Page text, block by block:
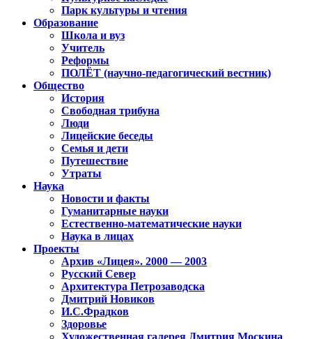
Парк культуры и чтения
Образование
Школа и вуз
Учитель
Реформы
ПОЛЁТ (научно-педагогический вестник)
Общество
История
Свободная трибуна
Люди
Лицейские беседы
Семья и дети
Путешествие
Утраты
Наука
Новости и факты
Гуманитарные науки
Естественно-математические науки
Наука в лицах
Проекты
Архив «Лицея». 2000 — 2003
Русский Север
Архитектура Петрозаводска
Дмитрий Новиков
И.С.Фрадков
Здоровье